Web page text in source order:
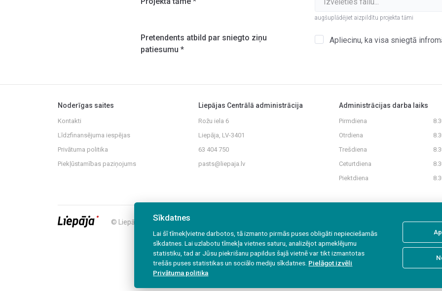
augšuplādējiet aizpildītu projekta tāmi
Pretendents atbild par sniegto ziņu
patiesumu *
Apliecinu, ka visa sniegtā
Noderīgas saites
Kontakti
Līdzfinansējuma iespējas
Privātuma politika
Piekļūstamības paziņojums
Liepājas Centrālā administrācija
Rožu iela 6
Liepāja, LV-3401
63 404 750
pasts@liepaja.lv
Administrācijas darba laiks
Pirmdiena
Otrdiena
Trešdiena
Ceturtdiena
Piektdiena
© Liepājas Centrālā administrācija
Sīkdatnes
Lai šī tīmekļvietne darbotos, tā izmanto pirmās puses obligāti nepieciešamās
sīkdatnes. Lai uzlabotu tīmekļa vietnes saturu, analizējot apmeklējumu
statistiku, tad ar Jūsu piekrišanu papildus šajā vietnē var tikt izmantotas
trešās puses statistikas un sociālo mediju sīkdatnes. Pielāgot izvēli
Privātuma politika